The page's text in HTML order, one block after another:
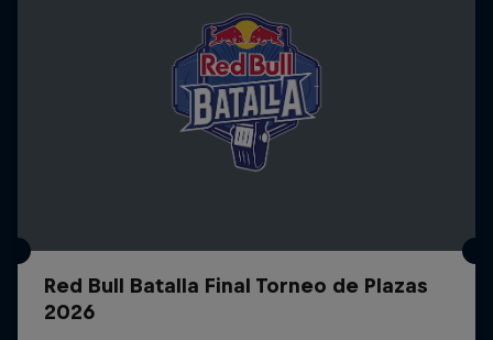
Red Bull Batalla Final Torneo de Plazas
2026